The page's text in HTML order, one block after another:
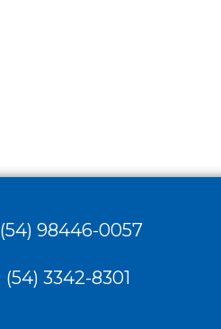
(54) 98446-0057
(54) 3342-8301